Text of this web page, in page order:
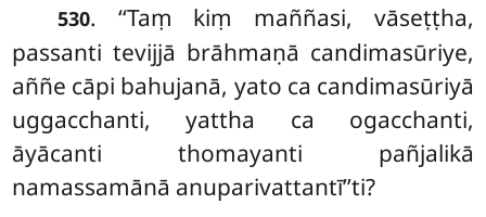
530. ‘‘Taṃ kiṃ maññasi, vāseṭṭha,
passanti tevijjā brāhmaṇā candimasūriye,
aññe cāpi bahujanā, yato ca candimasūriyā
uggacchanti, yattha ca ogacchanti,
āyācanti thomayanti pañjalikā
namassamānā anuparivattantī’’ti?